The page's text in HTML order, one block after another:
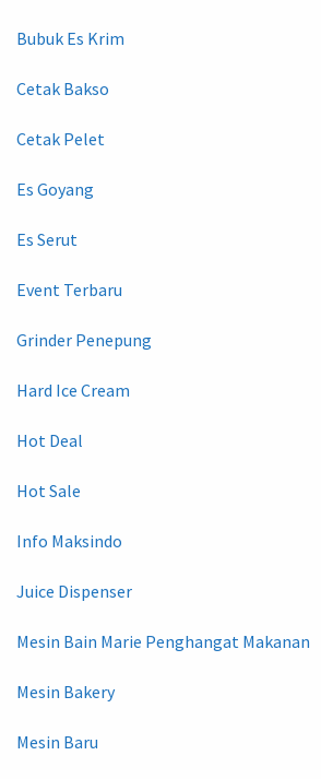
Bubuk Es Krim
Cetak Bakso
Cetak Pelet
Es Goyang
Es Serut
Event Terbaru
Grinder Penepung
Hard Ice Cream
Hot Deal
Hot Sale
Info Maksindo
Juice Dispenser
Mesin Bain Marie Penghangat Makanan
Mesin Bakery
Mesin Baru